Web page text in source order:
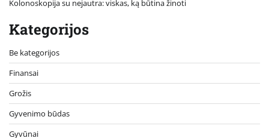
Kolonoskopija su nejautra: viskas, ką būtina žinoti
Kategorijos
Be kategorijos
Finansai
Grožis
Gyvenimo būdas
Gyvūnai